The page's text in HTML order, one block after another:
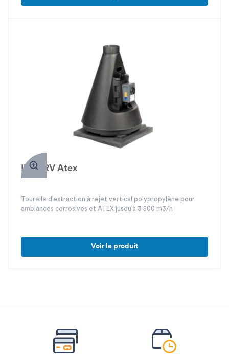
Ibiza RV Atex
Tourelle d’extraction à rejet vertical polypropylène pour
ambiances corrosives et ATEX jusqu’à 3 500 m3/h
Voir le produit